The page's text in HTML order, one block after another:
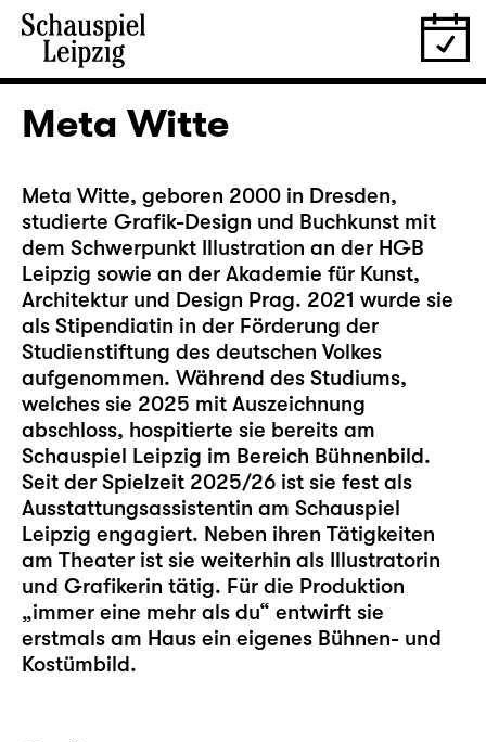
Meta Witte
Meta Witte, geboren 2000 in Dresden,
studierte Grafik-Design und Buchkunst mit
dem Schwerpunkt Illustration an der HGB
Leipzig sowie an der Akademie für Kunst,
Architektur und Design Prag. 2021 wurde sie
als Stipendiatin in der Förderung der
Studienstiftung des deutschen Volkes
aufgenommen. Während des Studiums,
welches sie 2025 mit Auszeichnung
abschloss, hospitierte sie bereits am
Schauspiel Leipzig im Bereich Bühnenbild.
Seit der Spielzeit 2025/26 ist sie fest als
Ausstattungsassistentin am Schauspiel
Leipzig engagiert. Neben ihren Tätigkeiten
am Theater ist sie weiterhin als Illustratorin
und Grafikerin tätig. Für die Produktion
„immer eine mehr als du“ entwirft sie
erstmals am Haus ein eigenes Bühnen- und
Kostümbild.